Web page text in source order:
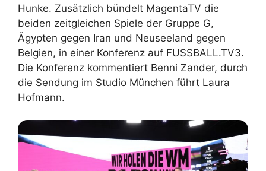
Hunke. Zusätzlich bündelt MagentaTV die
beiden zeitgleichen Spiele der Gruppe G,
Ägypten gegen Iran und Neuseeland gegen
Belgien, in einer Konferenz auf FUSSBALL.TV3.
Die Konferenz kommentiert Benni Zander, durch
die Sendung im Studio München führt Laura
Hofmann.